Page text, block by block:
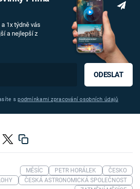
1x týdně vás
a nejlepší z
ODESLAT
spodmínkami zpracování osobních údajů
MĚSÍC PETR HORÁLEK
ČESKO
ČESKÁ ASTRONOMICKÁ SPOLEČNOST